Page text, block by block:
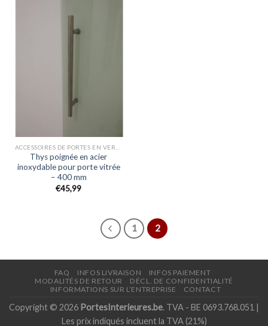
Thys poignée en acier
inoxydable pour porte vitrée
– 400 mm
€45,99
1 2
FAQ INFOS LIVRAISON
INFOS PAIEMENT
MODALITÉS DE RETOUR
DÉCL. DE CONFIDENTIALITÉ
INFORMATIONS SUR L’ENTREPRISE
CONTACT
Copyright © 2026 PortesInterieures.be. TVA - BE 0693.768.051 |
Les prix indiqués incluent la TVA (21%)